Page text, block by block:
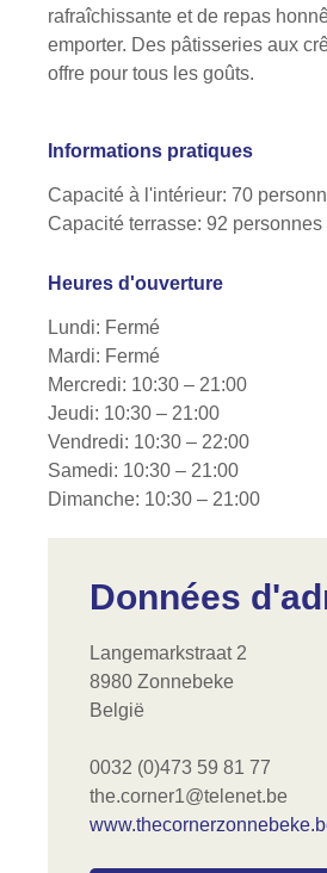
rafraîchissante et de repas
emporter. Des pâtisseries aux
offre pour tous les goûts.
Informations pratiques
Capacité à l'intérieur: 70
Capacité terrasse: 92 personnes
Heures d'ouverture
Lundi: Fermé
Mardi: Fermé
Mercredi: 10:30 – 21:00
Jeudi: 10:30 – 21:00
Vendredi: 10:30 – 22:00
Samedi: 10:30 – 21:00
Dimanche: 10:30 – 21:00
Données
Langemarkstraat 2
8980 Zonnebeke
België
0032 (0)473 59 81 77
the.corner1@telenet.be